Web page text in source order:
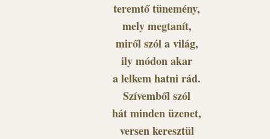
teremtő tünemény,
mely megtanít,
miről szól a világ,
ily módon akar
a lelkem hatni rád.
Szívemből szól
hát minden üzenet,
versen keresztül